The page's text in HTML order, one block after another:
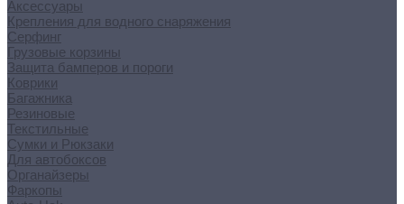
Аксессуары
Крепления для водного снаряжения
Серфинг
Грузовые корзины
Защита бамперов и пороги
Коврики
Багажника
Резиновые
Текстильные
Сумки и Рюкзаки
Для автобоксов
Органайзеры
Фаркопы